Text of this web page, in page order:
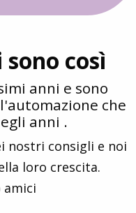
così
anni e sono
che
anni .
nostri consigli e noi
loro crescita.
amici